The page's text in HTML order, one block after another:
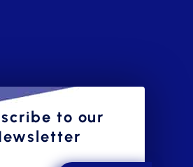
to our